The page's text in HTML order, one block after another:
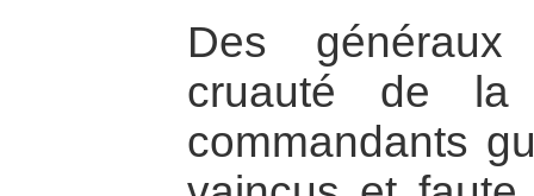
Des
cruauté de la
commandants